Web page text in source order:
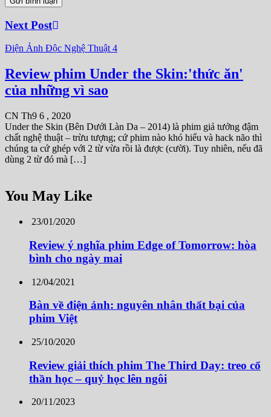
Next Post
Điện Ảnh Độc Nghệ Thuật 4
Review phim Under the Skin:'thức ăn'
của những vì sao
CN Th9 6 , 2020
Under the Skin (Bên Dưới Làn Da – 2014) là phim giả tưởng đậm
chất nghệ thuật – trừu tượng; cứ phim nào khó hiểu và hack não thì
chúng ta cứ ghép với 2 từ vừa rồi là được (cười). Tuy nhiên, nếu đã
dùng 2 từ đó mà […]
You May Like
23/01/2020
Review ý nghĩa phim Edge of Tomorrow: hòa
bình cho ngày mai
12/04/2021
Bàn về điện ảnh: nguyên nhân thất bại của
phim Việt
25/10/2020
Review giải thích phim The Third Day: treo cổ
thần học – quỷ học lên ngôi
20/11/2023